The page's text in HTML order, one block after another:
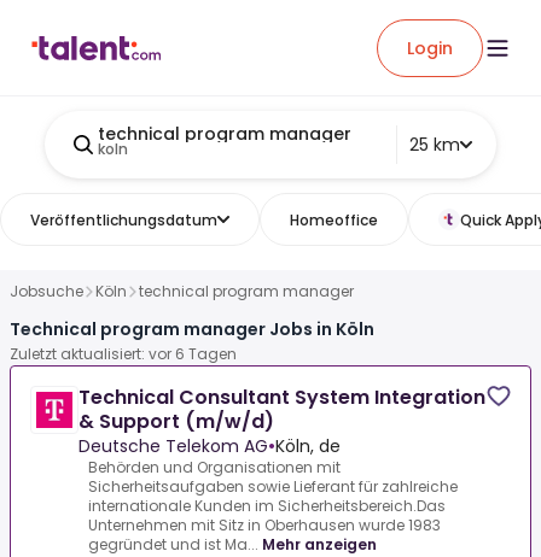
Login
technical program manager
koln 25 km
Veröffentlichungsdatum Homeoffice Quick
Jobsuche Köln technical program manager
Technical program manager Jobs in Köln
Zuletzt aktualisiert: vor 6 Tagen
Technical Consultant System Integration
& Support (m/w/d)
Deutsche Telekom AG•Köln, de
Behörden und Organisationen mit
Sicherheitsaufgaben sowie Lieferant für zahlreiche
internationale Kunden im Sicherheitsbereich.Das
Unternehmen mit Sitz in Oberhausen wurde 1983
gegründet und ist Ma... Mehr anzeigen